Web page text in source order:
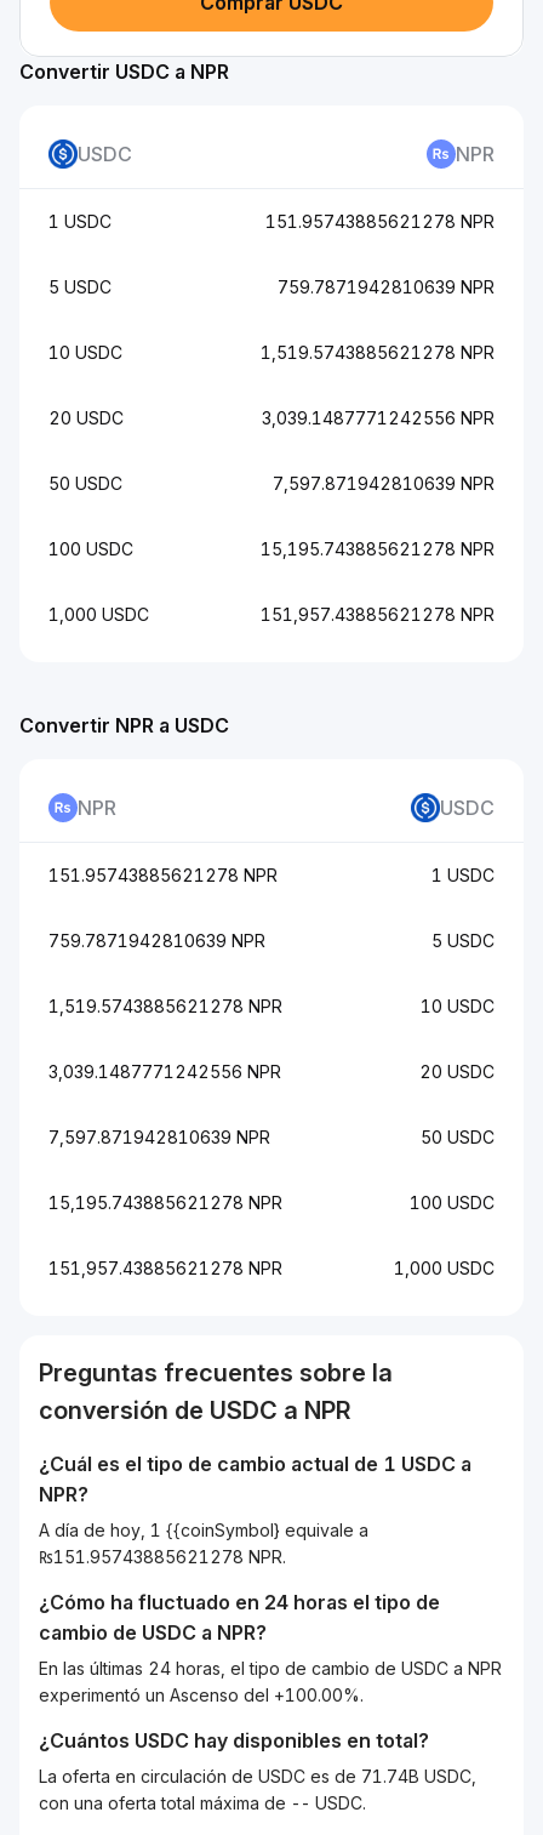
Convertir USDC a NPR
USDC NPR
1 USDC 151.95743885621278 NPR
5 USDC 759.7871942810639 NPR
10 USDC 1,519.5743885621278 NPR
20 USDC 3,039.1487771242556 NPR
50 USDC 7,597.871942810639 NPR
100 USDC 15,195.743885621278 NPR
1,000 USDC 151,957.43885621278 NPR
Convertir NPR a USDC
NPR USDC
151.95743885621278 NPR 1 USDC
759.7871942810639 NPR 5 USDC
1,519.5743885621278 NPR 10 USDC
3,039.1487771242556 NPR 20 USDC
7,597.871942810639 NPR 50 USDC
15,195.743885621278 NPR 100 USDC
151,957.43885621278 NPR 1,000 USDC
Preguntas frecuentes sobre la
conversión de USDC a NPR
¿Cuál es el tipo de cambio actual de 1 USDC a
NPR?
A día de hoy, 1 {{coinSymbol} equivale a
₨151.95743885621278 NPR.
¿Cómo ha fluctuado en 24 horas el tipo de
cambio de USDC a NPR?
En las últimas 24 horas, el tipo de cambio de USDC a NPR
experimentó un Ascenso del +100.00%.
¿Cuántos USDC hay disponibles en total?
La oferta en circulación de USDC es de 71.74B USDC,
con una oferta total máxima de -- USDC.